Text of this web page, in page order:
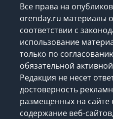
Все права на
orenday.ru материалы
соответствии с
использование
только по
обязательной
Редакция не несет
достоверность
размещенных на сайте
содержание веб-